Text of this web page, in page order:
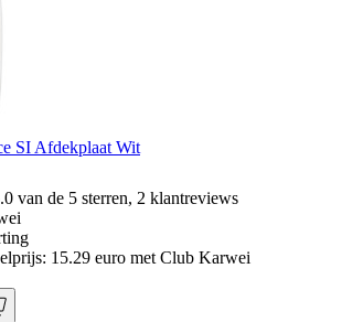
SI Afdekplaat Wit
van de 5 sterren, 2 klantreviews
15.29 euro met Club Karwei